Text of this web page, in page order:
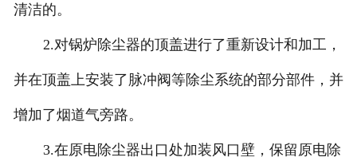
清洁的。
2.对锅炉除尘器的顶盖进行了重新设计和加工，
并在顶盖上安装了脉冲阀等除尘系统的部分部件，并
增加了烟道气旁路。
3.在原电除尘器出口处加装风口壁，保留原电除